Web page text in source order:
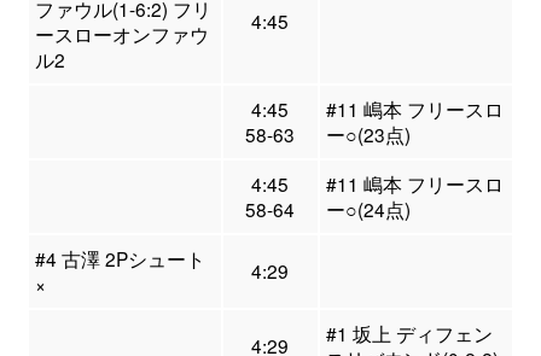
ファウル(1-6:2) フリ
ースローオンファウ
ル2
4:45
4:45
58-63
#11 嶋本 フリースロ
ー○(23点)
4:45
58-64
#11 嶋本 フリースロ
ー○(24点)
#4 古澤 2Pシュート
×
4:29
4:29
#1 坂上 ディフェン